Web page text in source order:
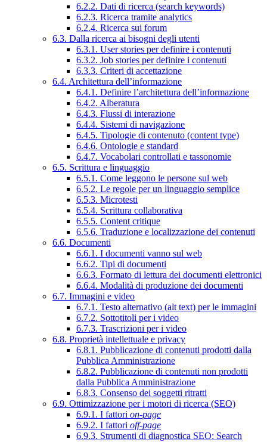
6.2.2. Dati di ricerca (search keywords)
6.2.3. Ricerca tramite analytics
6.2.4. Ricerca sui forum
6.3. Dalla ricerca ai bisogni degli utenti
6.3.1. User stories per definire i contenuti
6.3.2. Job stories per definire i contenuti
6.3.3. Criteri di accettazione
6.4. Architettura dell’informazione
6.4.1. Definire l’architettura dell’informazione
6.4.2. Alberatura
6.4.3. Flussi di interazione
6.4.4. Sistemi di navigazione
6.4.5. Tipologie di contenuto (content type)
6.4.6. Ontologie e standard
6.4.7. Vocabolari controllati e tassonomie
6.5. Scrittura e linguaggio
6.5.1. Come leggono le persone sul web
6.5.2. Le regole per un linguaggio semplice
6.5.3. Microtesti
6.5.4. Scrittura collaborativa
6.5.5. Content critique
6.5.6. Traduzione e localizzazione dei contenuti
6.6. Documenti
6.6.1. I documenti vanno sul web
6.6.2. Tipi di documenti
6.6.3. Formato di lettura dei documenti elettronici
6.6.4. Modalità di produzione dei documenti
6.7. Immagini e video
6.7.1. Testo alternativo (alt text) per le immagini
6.7.2. Sottotitoli per i video
6.7.3. Trascrizioni per i video
6.8. Proprietà intellettuale e privacy
6.8.1. Pubblicazione di contenuti prodotti dalla
Pubblica Amministrazione
6.8.2. Pubblicazione di contenuti non prodotti
dalla Pubblica Amministrazione
6.8.3. Consenso dei soggetti ritratti
6.9. Ottimizzazione per i motori di ricerca (SEO)
6.9.1. I fattori on-page
6.9.2. I fattori off-page
6.9.3. Strumenti di diagnostica SEO: Search